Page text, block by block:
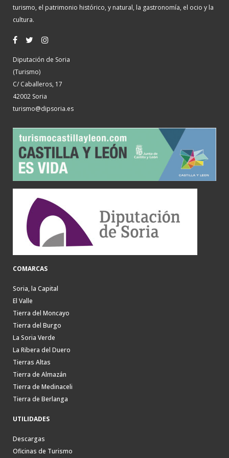
turismo, el patrimonio histórico, y natural, la gastronomía, el ocio y la
cultura.
Diputación de Soria
(Turismo)
C/ Caballeros, 17
42002 Soria
turismo@dipsoria.es
COMARCAS
Soria, la Capital
El Valle
Tierra del Moncayo
Tierra del Burgo
La Soria Verde
La Ribera del Duero
Tierras Altas
Tierra de Almazán
Tierra de Medinaceli
Tierra de Berlanga
UTILIDADES
Descargas
Oficinas de Turismo